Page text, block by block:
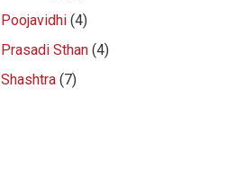
Poojavidhi(4)
Prasadi Sthan(4)
Shashtra(7)